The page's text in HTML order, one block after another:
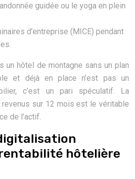
guidée ou le yoga en plein
d’entreprise (MICE) pendant
un hôtel de montagne sans un plan
et déjà en place n’est pas un
c’est un pari spéculatif. La
sur 12 mois est le véritable
de l’actif.
hôtelière